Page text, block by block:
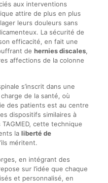
aux interventions
attire de plus en plus
leurs douleurs sans
La sécurité de
efficacité, en fait une
de hernies discales,
affections de la colonne
s’inscrit dans une
de la santé, où
des patients est au centre
dispositifs similaires à
cette technique
la liberté de
méritent.
en intégrant des
sur l’idée que chaque
et personnalisé, en